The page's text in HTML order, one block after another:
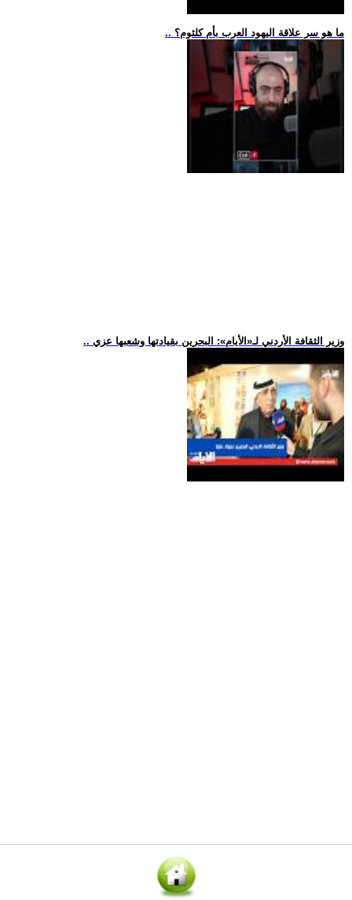
.. ما هو سر علاقة اليهود العرب بأم كلثوم؟
.. وزير الثقافة الأردني لـ«الأيام»: البحرين بقيادتها وشعبها عزي